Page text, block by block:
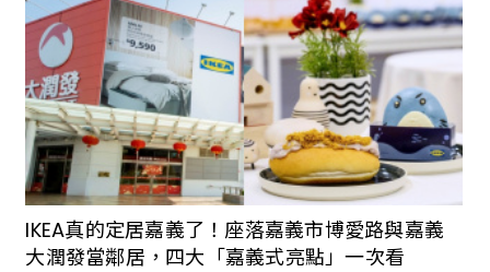
IKEA真的定居嘉義了！座落嘉義市博愛路與嘉義
大潤發當鄰居，四大「嘉義式亮點」一次看